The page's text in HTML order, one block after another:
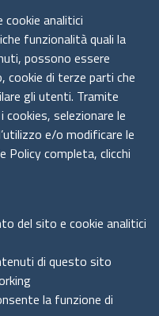
analitici
funzionalità quali la
possono essere
cookie di terze parti che
gli utenti. Tramite
selezionare le
e/o modificare le
Policy completa, clicchi
del sito e cookie analitici
di questo sito
la funzione di